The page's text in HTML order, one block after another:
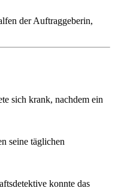
der Auftraggeberin,
sich krank, nachdem ein
seine täglichen
konnte das